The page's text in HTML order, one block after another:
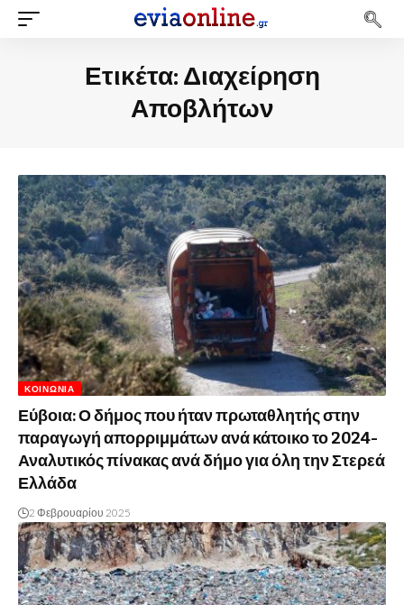
Ετικέτα: Διαχείρηση
Αποβλήτων
ΚΟΙΝΩΝΊΑ
Εύβοια: Ο δήμος που ήταν πρωταθλητής στην
παραγωγή απορριμμάτων ανά κάτοικο το 2024-
Αναλυτικός πίνακας ανά δήμο για όλη την Στερεά
Ελλάδα
2 Φεβρουαρίου 2025